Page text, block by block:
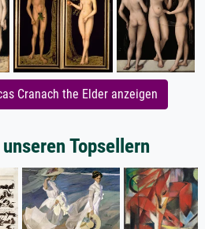
Cranach the Elder anzeigen
Topsellern